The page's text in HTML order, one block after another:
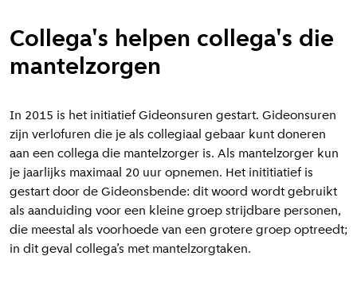
Collega's helpen collega's die
mantelzorgen
In 2015 is het initiatief Gideonsuren gestart. Gideonsuren
zijn verlofuren die je als collegiaal gebaar kunt doneren
aan een collega die mantelzorger is. Als mantelzorger kun
je jaarlijks maximaal 20 uur opnemen. Het inititiatief is
gestart door de Gideonsbende: dit woord wordt gebruikt
als aanduiding voor een kleine groep strijdbare personen,
die meestal als voorhoede van een grotere groep optreedt;
in dit geval collega’s met mantelzorgtaken.